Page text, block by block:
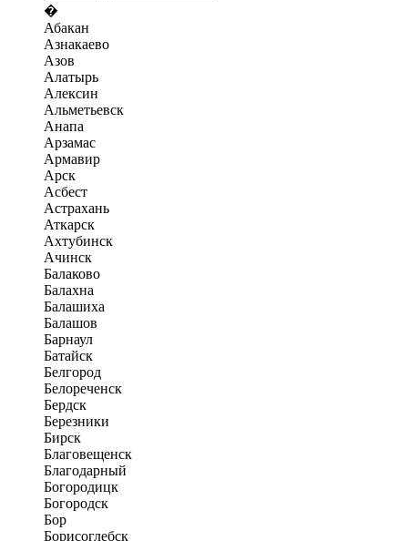
�
Абакан
Азнакаево
Азов
Алатырь
Алексин
Альметьевск
Анапа
Арзамас
Армавир
Арск
Асбест
Астрахань
Аткарск
Ахтубинск
Ачинск
Балаково
Балахна
Балашиха
Балашов
Барнаул
Батайск
Белгород
Белореченск
Бердск
Березники
Бирск
Благовещенск
Благодарный
Богородицк
Богородск
Бор
Борисоглебск